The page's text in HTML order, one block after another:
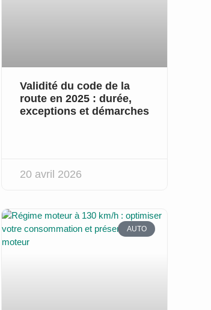
Validité du code de la
route en 2025 : durée,
exceptions et démarches
20 avril 2026
AUTO